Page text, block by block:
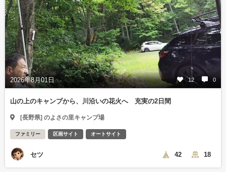
2026年8月01日 12 0
山の上のキャンプから、川沿いの花火へ 充実の2日間
[長野県] のよさの里キャンプ場
ファミリー 区画サイト オートサイト
セツ 42 18